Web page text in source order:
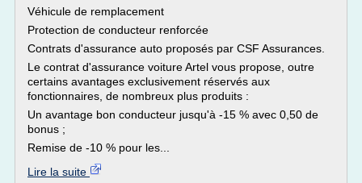
Véhicule de remplacement
Protection de conducteur renforcée
Contrats d'assurance auto proposés par CSF Assurances.
Le contrat d'assurance voiture Artel vous propose, outre
certains avantages exclusivement réservés aux
fonctionnaires, de nombreux plus produits :
Un avantage bon conducteur jusqu'à -15 % avec 0,50 de
bonus ;
Remise de -10 % pour les...
Lire la suite